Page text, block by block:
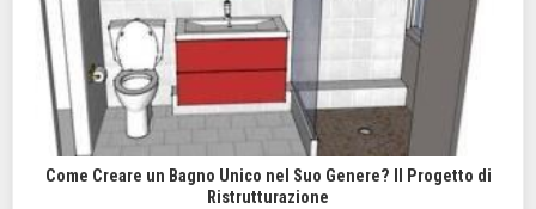
Come Creare un Bagno Unico nel Suo Genere? Il Progetto di
Ristrutturazione